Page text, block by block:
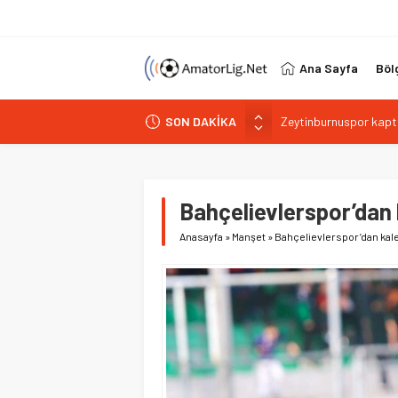
Ana Sayfa
SON DAKİKA
Şilespor’da Lokman
Bakırköyspor Kaan
Bağcılar Yeni
Zeytinburnuspor
Anasayfa » Manşet » Bahçelievlerspor’dan